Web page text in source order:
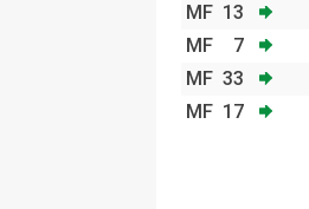
MF 13
MF 7
MF 33
MF 17